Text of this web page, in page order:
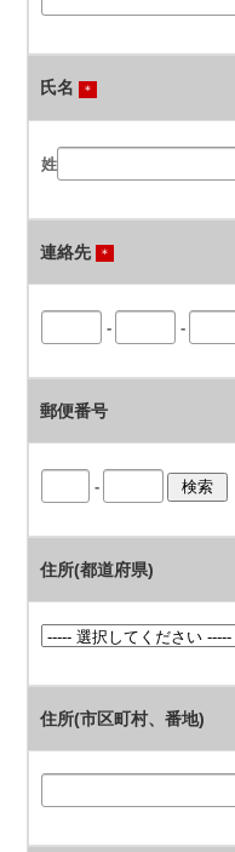
氏名 ＊
姓
連絡先 ＊
- -
郵便番号
-
住所(都道府県)
住所(市区町村、番地)